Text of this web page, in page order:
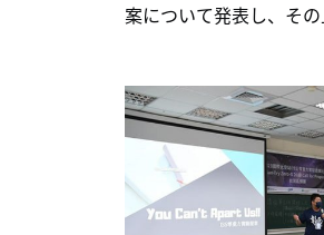
案について発表し、そ